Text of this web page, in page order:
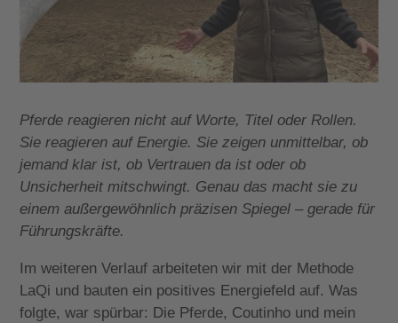
Pferde reagieren nicht auf Worte, Titel oder Rollen.
Sie reagieren auf Energie. Sie zeigen unmittelbar, ob
jemand klar ist, ob Vertrauen da ist oder ob
Unsicherheit mitschwingt. Genau das macht sie zu
einem außergewöhnlich präzisen Spiegel – gerade für
Führungskräfte.
Im weiteren Verlauf arbeiteten wir mit der Methode
LaQi und bauten ein positives Energiefeld auf. Was
folgte, war spürbar: Die Pferde, Coutinho und mein